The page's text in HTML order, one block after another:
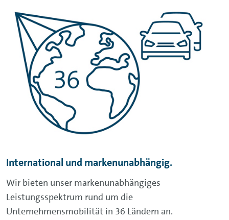
International und markenunabhängig.
Wir bieten unser markenunabhängiges
Leistungsspektrum rund um die
Unternehmensmobilität in 36 Ländern an.